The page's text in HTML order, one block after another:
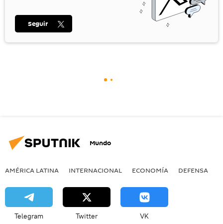
Seguir
Mundo
AMÉRICA LATINA INTERNACIONAL ECONOMÍA DEFENSA
Telegram Twitter VK